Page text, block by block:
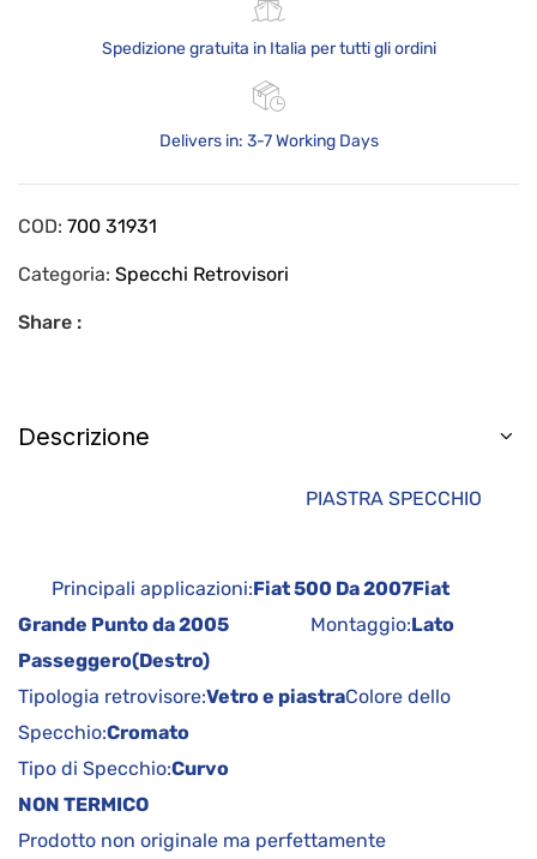
Spedizione gratuita in Italia per tutti gli ordini
Delivers in: 3-7 Working Days
COD: 700 31931
Categoria: Specchi Retrovisori
Share :
Descrizione
PIASTRA SPECCHIO
Principali applicazioni:Fiat 500 Da 2007Fiat
Grande Punto da 2005 Montaggio:Lato
Passeggero(Destro)
Tipologia retrovisore:Vetro e piastraColore dello
Specchio:Cromato
Tipo di Specchio:Curvo
NON TERMICO
Prodotto non originale ma perfettamente